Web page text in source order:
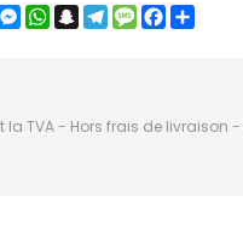
Messenger
WhatsApp
Snapchat
Telegram
MessageFacebook
TVA - Hors frais de livraison